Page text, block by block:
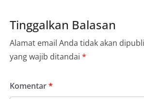
Tinggalkan Balasan
Alamat email Anda tidak akan
yang wajib ditandai *
Komentar*